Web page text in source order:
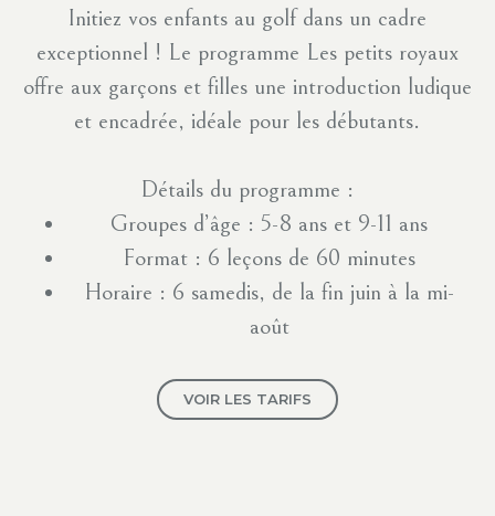
Initiez vos enfants au golf dans un cadre
exceptionnel ! Le programme Les petits royaux
offre aux garçons et filles une introduction ludique
et encadrée, idéale pour les débutants.
Détails du programme :
Groupes d’âge : 5-8 ans et 9-11 ans
Format : 6 leçons de 60 minutes
Horaire : 6 samedis, de la fin juin à la mi-
août
VOIR LES TARIFS